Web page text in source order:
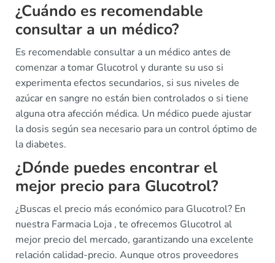
¿Cuándo es recomendable
consultar a un médico?
Es recomendable consultar a un médico antes de
comenzar a tomar Glucotrol y durante su uso si
experimenta efectos secundarios, si sus niveles de
azúcar en sangre no están bien controlados o si tiene
alguna otra afección médica. Un médico puede ajustar
la dosis según sea necesario para un control óptimo de
la diabetes.
¿Dónde puedes encontrar el
mejor precio para Glucotrol?
¿Buscas el precio más económico para Glucotrol? En
nuestra Farmacia Loja , te ofrecemos Glucotrol al
mejor precio del mercado, garantizando una excelente
relación calidad-precio. Aunque otros proveedores